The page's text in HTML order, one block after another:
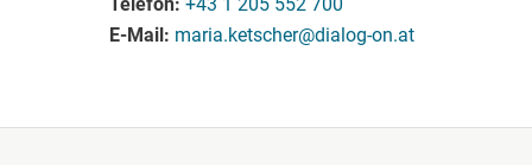
E-Mail maria.ketscher@dialog-on.at